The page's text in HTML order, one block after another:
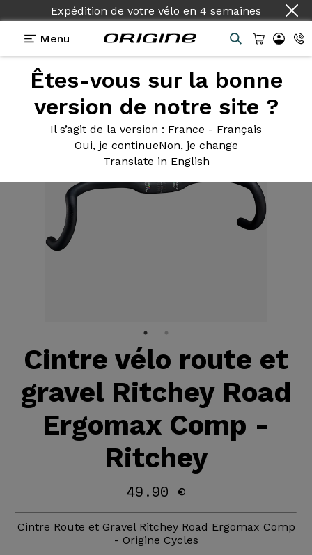
Expédition de votre vélo en 4 semaines
Menu
Êtes-vous sur la bonne
version de notre site ?
Il s’agit de la version : France - Français
Oui, je continueNon, je change
Translate in English
Equipements>Cintre Route> Road Ergomax Comp
Cintre vélo route et
gravel Ritchey Road
Ergomax Comp -
Ritchey
49.90 €
Cintre Route et Gravel Ritchey Road Ergomax Comp
- Origine Cycles